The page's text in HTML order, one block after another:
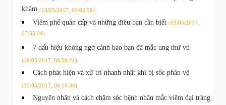
khám (18/05/2017, 09:02:58)
Viêm phế quản cấp và những điều bạn cần biết (19/05/2017,
07:55:04)
7 dấu hiệu không ngờ cảnh báo bạn đã mắc ung thư vú
(18/05/2017, 08:58:21)
Cách phát hiện và xử trí nhanh nhất khi bị sốc phản vệ
(19/05/2017, 08:10:34)
Nguyên nhân và cách chăm sóc bệnh nhân mắc viêm đại tràng